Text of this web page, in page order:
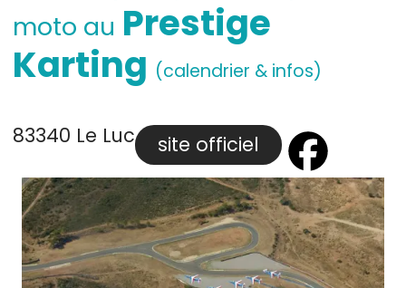
moto au Prestige
Karting (calendrier & infos)
83340 Le Luc site officiel